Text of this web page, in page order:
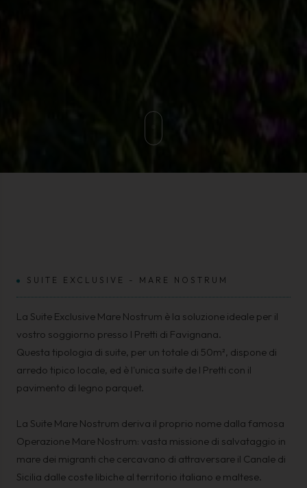
SUITE EXCLUSIVE - MARE NOSTRUM
La Suite Exclusive Mare Nostrum è la soluzione ideale per il
vostro soggiorno presso I Pretti di Favignana.
Questa tipologia di suite, per un totale di 50m², dispone di
arredo tipico locale, ed è l'unica suite de I Pretti con il
pavimento di legno parquet.
La Suite Mare Nostrum deriva il proprio nome dalla famosa
Operazione Mare Nostrum: vasta missione di salvataggio in
mare dei migranti che cercavano di attraversare il Canale di
Sicilia dalle coste libiche al territorio italiano e maltese.